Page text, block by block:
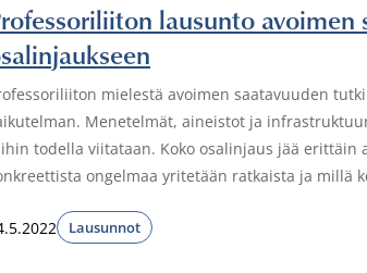
lausunto
mielestä avoimen saatavuuden
Menetelmät, aineistot ja
todella viitataan. Koko osalinjaus jää
ongelmaa yritetään ratkaista ja millä
Lausunnot